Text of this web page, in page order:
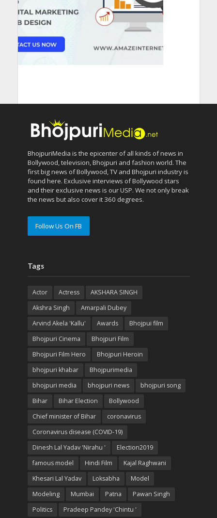
BhojpuriMedia is the epicenter of all kinds of news in
Bollywood, television, Bhojpuri and fashion world. The
first big news of Bollywood, TV and Bhojpuri industry is
found here. Exclusive interviews of Bollywood stars
and their exclusive news is our USP. We not only break
the news but also cover it 360 degrees.
Follow Us On FB
Tags
Actor Actress
AKSHARA SINGH
Akshra Singh
Amarpali Dubey
Arvind Akela 'Kallu'
Awards
Bhojpui film
Bhojpuri Cinema
Bhojpuri Film
Bhojpuri Film Hero
Bhojpuri Heroin
bhojpuri khabar
Bhojpurimedia
bhojpuri media
bhojpuri news
bhojpuri song
Bihar
Bihar Election
Bollywood
Chief minister of Bihar
coronavirus
Coronavirus disease (COVID-19)
Dinesh Lal Yadav 'Nirahu '
Election2019
famous model
Hindi Film
Kajal Raghwani
Khesari Lal Yadav
Loksabha
Model
Modeling
Mumbai Patna
Pawan Singh
Politics
Pradeep Pandey 'Chintu '